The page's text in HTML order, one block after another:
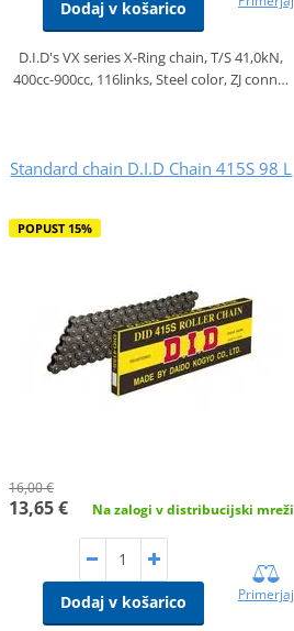
Dodaj v košarico
D.I.D's VX series X-Ring chain, T/S 41,0kN,
400cc-900cc, 116links, Steel color, ZJ conn…
Standard chain D.I.D Chain 415S 98 L
POPUST 15%
16,00 €
13,65 € Na zalogi v distribucijski mreži
Dodaj v košarico Primerjaj